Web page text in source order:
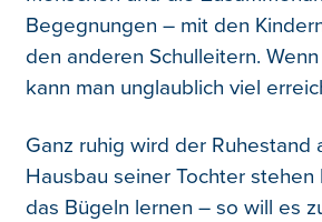
Begegnungen – mit den
den anderen Schulleitern.
kann man unglaublich viel
Ganz ruhig wird der
Hausbau seiner Tochter
das Bügeln lernen – so will es